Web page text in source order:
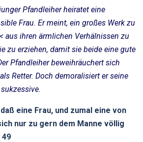
Pfandleiher heiratet eine
Frau. Er meint, ein großes Werk zu
aus ihren ärmlichen Verhälnissen zu
zu erziehen, damit sie beide eine gute
Pfandleiher beweihräuchert sich
Retter. Doch demoralisiert er seine
eine Frau, und zumal eine von
nur zu gern dem Manne völlig